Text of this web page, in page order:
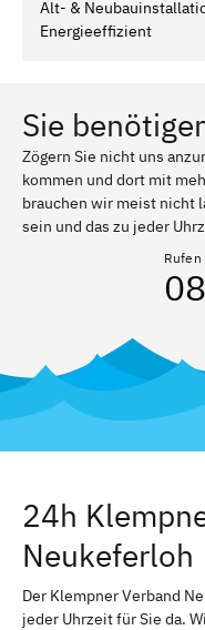
Alt- &
Energieeffizient
Sie
Zögern Sie nicht uns
kommen und dort mit
brauchen wir meist nicht
sein und das zu jeder
Rufen
24h
Neukeferloh
Der Klempner Verband
jeder Uhrzeit für Sie da.